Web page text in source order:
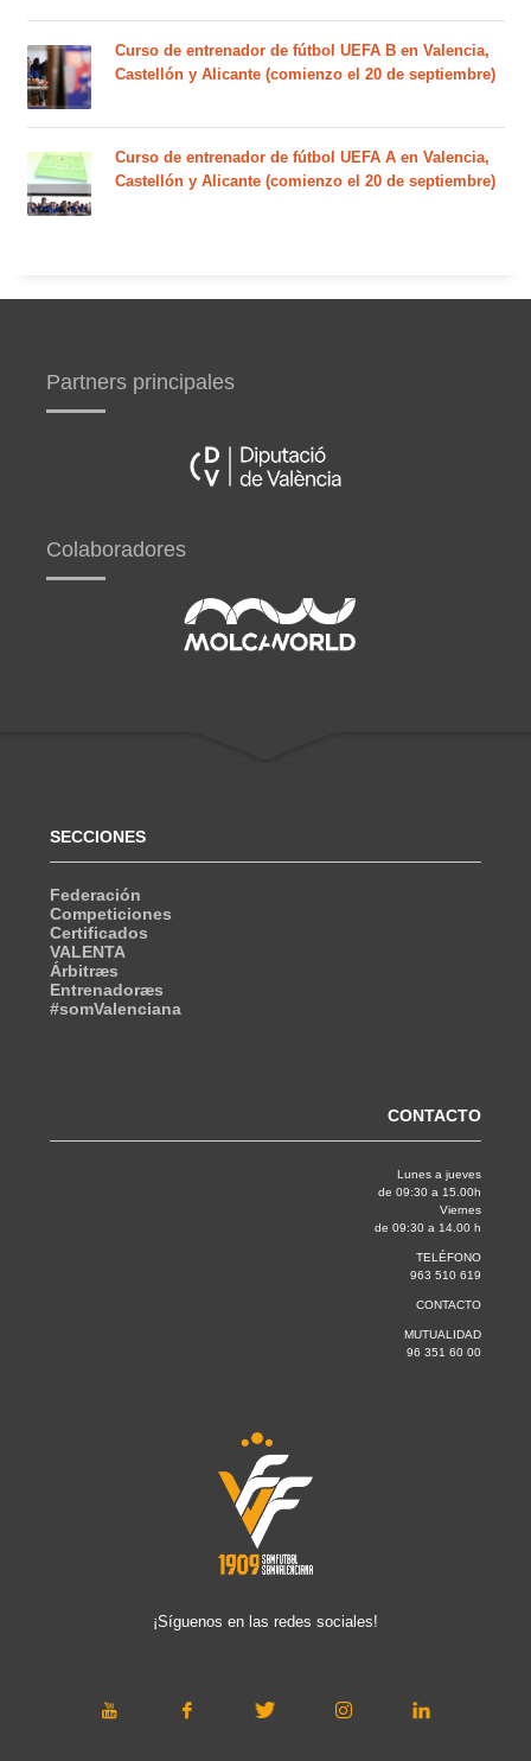
Curso de entrenador de fútbol UEFA B en Valencia,
Castellón y Alicante (comienzo el 20 de septiembre)
Curso de entrenador de fútbol UEFA A en Valencia,
Castellón y Alicante (comienzo el 20 de septiembre)
Partners principales
Colaboradores
SECCIONES
Federación
Competiciones
Certificados
VALENTA
Árbitræs
Entrenadoræs
#somValenciana
CONTACTO
Lunes a jueves
de 09:30 a 15.00h
Viernes
de 09:30 a 14.00 h
TELÉFONO
963 510 619
CONTACTO
MUTUALIDAD
96 351 60 00
¡Síguenos en las redes sociales!